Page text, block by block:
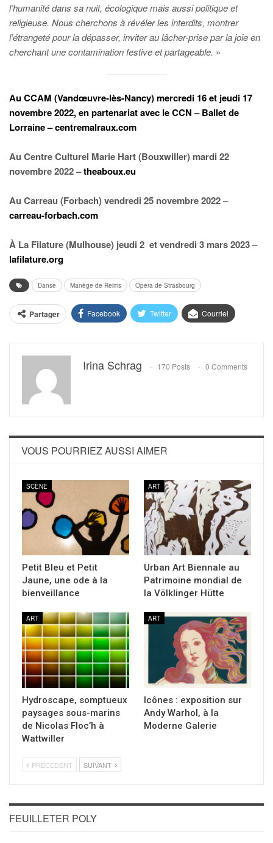
l’humanité dans sa nuit, écologique mais aussi politique et
religieuse. Nous cherchons à révéler les interdits, montrer
l’étrangeté pour la dépasser, inviter au lâcher-prise par la joie en
cherchant une contamination festive et partageable. »
AuCCAM (Vandœuvre-lès-Nancy) mercredi 16 et jeudi 17
novembre 2022, en partenariat avec le CCN – Ballet de
Lorraine –centremalraux.com
Au Centre Culturel Marie Hart (Bouxwiller) mardi 22
novembre 2022 –theaboux.eu
Au Carreau (Forbach) vendredi 25 novembre 2022 –
carreau-forbach.com
À La Filature (Mulhouse) jeudi 2 et vendredi 3 mars 2023 –
lafilature.org
Danse Manège de Reims Opéra de Strasbourg
Partager Facebook Twitter Courriel
Irina Schrag 170 Posts 0 Comments
VOUS POURRIEZ AUSSI AIMER
SCÈNE
Petit Bleu et Petit
Jaune, une ode à la
bienveillance
ART
Urban Art Biennale au
Patrimoine mondial de
la Völklinger Hütte
ART
Hydroscape, somptueux
paysages sous-marins
de Nicolas Floc’h à
Wattwiller
ART
Icônes : exposition sur
Andy Warhol, à la
Moderne Galerie
PRÉCÉDENT SUIVANT
FEUILLETER POLY